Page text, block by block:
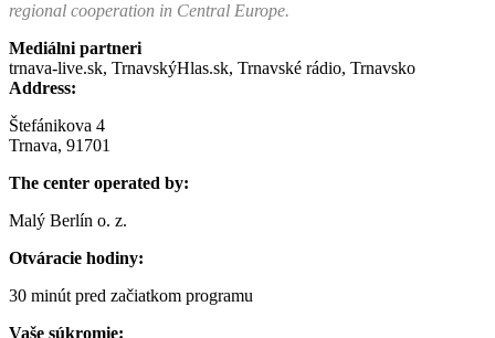
regional cooperation in Central Europe.
Mediálni partneri
trnava-live.sk, TrnavskýHlas.sk, Trnavské rádio, Trnavsko
Address:
Štefánikova 4
Trnava, 91701
The center operated by:
Malý Berlín o. z.
Otváracie hodiny:
30 minút pred začiatkom programu
Vaše súkromie: